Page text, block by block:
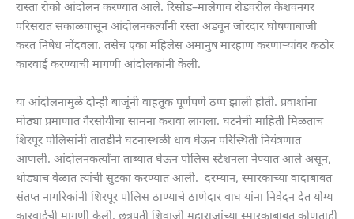
रास्ता रोको आंदोलन करण्यात आले. रिसोड–मालेगाव रोडवरील केशवनगर
परिसरात सकाळपासून आंदोलनकर्त्यांनी रस्ता अडवून जोरदार घोषणाबाजी
करत निषेध नोंदवला. तसेच एका महिलेस अमानुष मारहाण करणाऱ्यांवर कठोर
कारवाई करण्याची मागणी आंदोलकांनी केली.
या आंदोलनामुळे दोन्ही बाजूंनी वाहतूक पूर्णपणे ठप्प झाली होती. प्रवाशांना
मोठ्या प्रमाणात गैरसोयीचा सामना करावा लागला. घटनेची माहिती मिळताच
शिरपूर पोलिसांनी तातडीने घटनास्थळी धाव घेऊन परिस्थिती नियंत्रणात
आणली. आंदोलनकर्त्यांना ताब्यात घेऊन पोलिस स्टेशनला नेण्यात आले असून,
थोड्याच वेळात त्यांची सुटका करण्यात आली. दरम्यान, स्मारकाच्या वादाबाबत
संतप्त नागरिकांनी शिरपूर पोलिस ठाण्याचे ठाणेदार वाघ यांना निवेदन देत योग्य